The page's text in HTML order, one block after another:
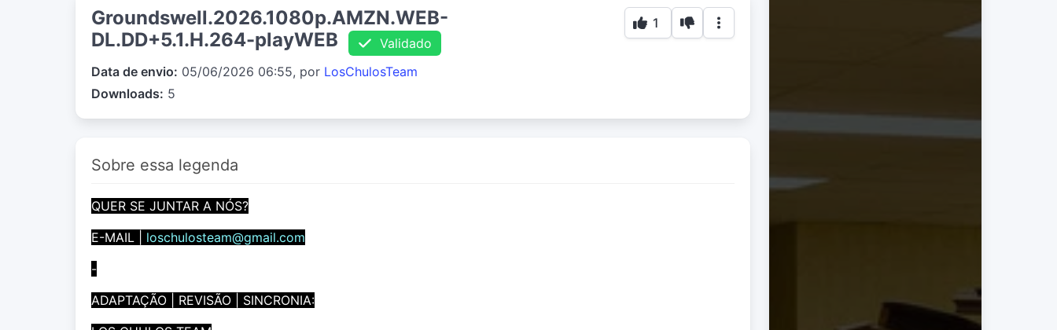
Groundswell.2026.1080p.AMZN.WEB-
DL.DD+5.1.H.264-playWEB
Validado
Data de envio: 05/06/2026 06:55, por LosChulosTeam
Downloads: 5
1
Sobre essa legenda
QUER SE JUNTAR A NÓS?
E-MAIL | loschulosteam@gmail.com
-
ADAPTAÇÃO | REVISÃO | SINCRONIA: